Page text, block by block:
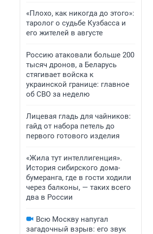
«Плохо, как никогда до этого»:
таролог о судьбе Кузбасса и
его жителей в августе
Россию атаковали больше 200
тысяч дронов, а Беларусь
стягивает войска к
украинской границе: главное
об СВО за неделю
Лицевая гладь для чайников:
гайд от набора петель до
первого готового изделия
«Жила тут интеллигенция».
История сибирского дома-
бумеранга, где в гости ходили
через балконы, — таких всего
два в России
Всю Москву напугал
загадочный взрыв: его звук